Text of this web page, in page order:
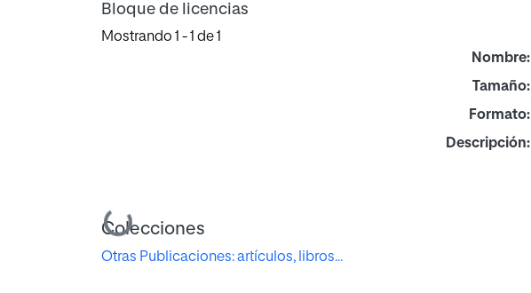
Bloque de licencias
Mostrando 1 - 1 de 1
Cargando...
Nombre:
Tamaño:
Formato:
Descripción:
Colecciones
Otras Publicaciones: artículos, libros...